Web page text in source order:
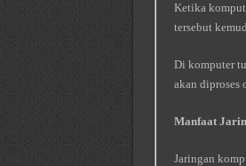
Ketika
tersebut
Di komputer
akan diproses
Manfaat
Jaringan